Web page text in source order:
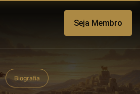
Seja Membro
Biografia